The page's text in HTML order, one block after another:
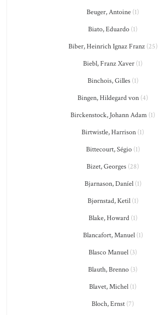
Beuger, Antoine (1)
Biato, Eduardo (1)
Biber, Heinrich Ignaz Franz(25)
Biebl, Franz Xaver (1)
Binchois, Gilles(1)
Bingen, Hildegard von (4)
Birckenstock, Johann Adam (1)
Birtwistle, Harrison (1)
Bittecourt, Ségio(1)
Bizet, Georges (28)
Bjarnason, Daníel(1)
Bjørnstad, Ketil(1)
Blake, Howard(1)
Blancafort, Manuel(1)
Blasco Manuel (3)
Blauth, Brenno (3)
Blavet, Michel (1)
Bloch, Ernst (7)